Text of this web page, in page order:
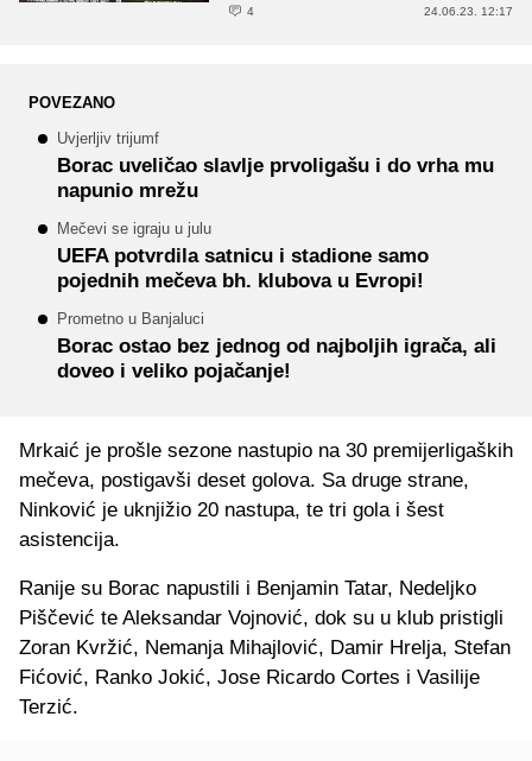
4 24.06.23. 12:17
POVEZANO
Uvjerljiv trijumf
Borac uveličao slavlje prvoligašu i do vrha mu
napunio mrežu
Mečevi se igraju u julu
UEFA potvrdila satnicu i stadione samo
pojednih mečeva bh. klubova u Evropi!
Prometno u Banjaluci
Borac ostao bez jednog od najboljih igrača, ali
doveo i veliko pojačanje!
Mrkaić je prošle sezone nastupio na 30 premijerligaških
mečeva, postigavši deset golova. Sa druge strane,
Ninković je uknjižio 20 nastupa, te tri gola i šest
asistencija.
Ranije su Borac napustili i Benjamin Tatar, Nedeljko
Piščević te Aleksandar Vojnović, dok su u klub pristigli
Zoran Kvržić, Nemanja Mihajlović, Damir Hrelja, Stefan
Fićović, Ranko Jokić, Jose Ricardo Cortes i Vasilije
Terzić.